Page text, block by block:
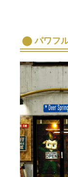
パワフ